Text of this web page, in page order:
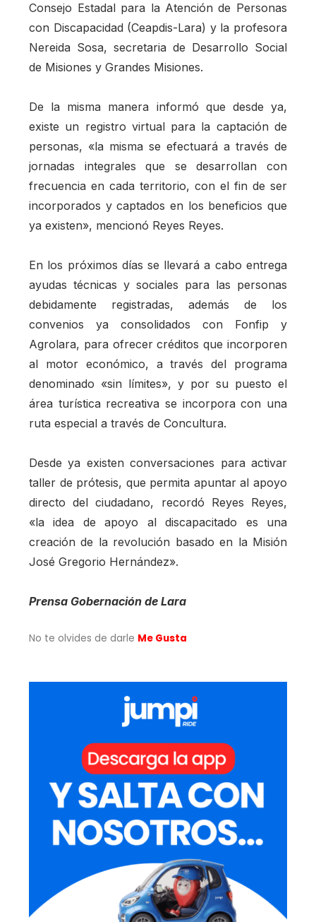
Consejo Estadal para la Atención de Personas
con Discapacidad (Ceapdis-Lara) y la profesora
Nereida Sosa, secretaria de Desarrollo Social
de Misiones y Grandes Misiones.
De la misma manera informó que desde ya,
existe un registro virtual para la captación de
personas, «la misma se efectuará a través de
jornadas integrales que se desarrollan con
frecuencia en cada territorio, con el fin de ser
incorporados y captados en los beneficios que
ya existen», mencionó Reyes Reyes.
En los próximos días se llevará a cabo entrega
ayudas técnicas y sociales para las personas
debidamente registradas, además de los
convenios ya consolidados con Fonfip y
Agrolara, para ofrecer créditos que incorporen
al motor económico, a través del programa
denominado «sin límites», y por su puesto el
área turística recreativa se incorpora con una
ruta especial a través de Concultura.
Desde ya existen conversaciones para activar
taller de prótesis, que permita apuntar al apoyo
directo del ciudadano, recordó Reyes Reyes,
«la idea de apoyo al discapacitado es una
creación de la revolución basado en la Misión
José Gregorio Hernández».
Prensa Gobernación de Lara
No te olvides de darle Me Gusta